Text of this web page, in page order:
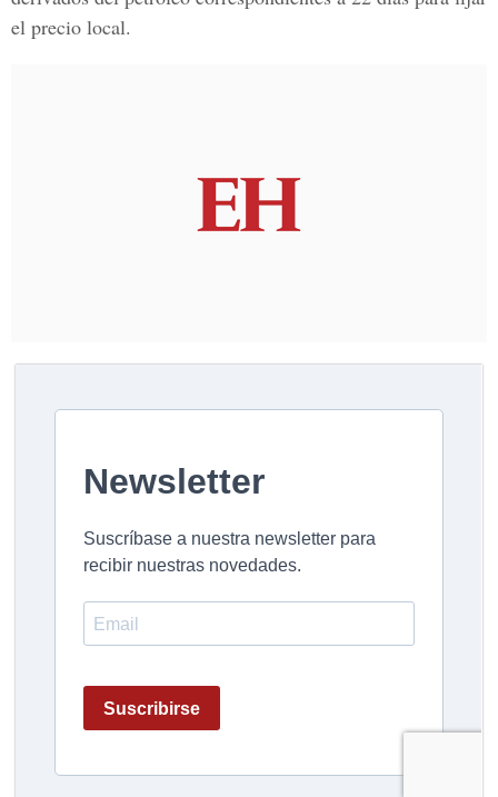
el precio local.